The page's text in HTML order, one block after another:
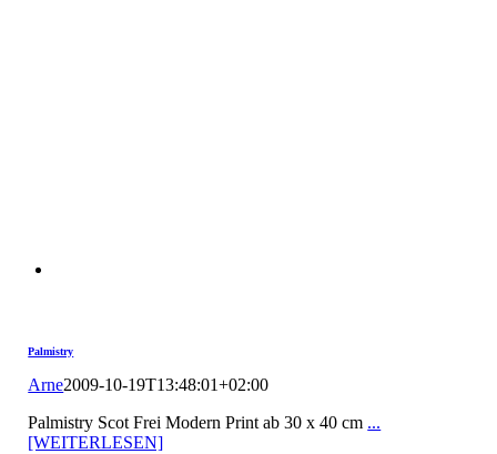
Palmistry
Arne2009-10-19T13:48:01+02:00
Palmistry Scot Frei Modern Print ab 30 x 40 cm ...
[WEITERLESEN]